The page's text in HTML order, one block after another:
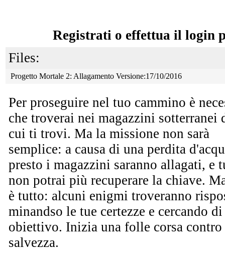
Registrati o effettua il login
Files:
Progetto Mortale 2: Allagamento Versione:17/10/2016
Per proseguire nel tuo cammino è
che troverai nei magazzini
cui ti trovi. Ma la missione non sarà
semplice: a causa di una perdita
presto i magazzini saranno allagati, e
non potrai più recuperare la chiave.
è tutto: alcuni enigmi troveranno
minandso le tue certezze e cercando
obiettivo. Inizia una folle corsa
salvezza.